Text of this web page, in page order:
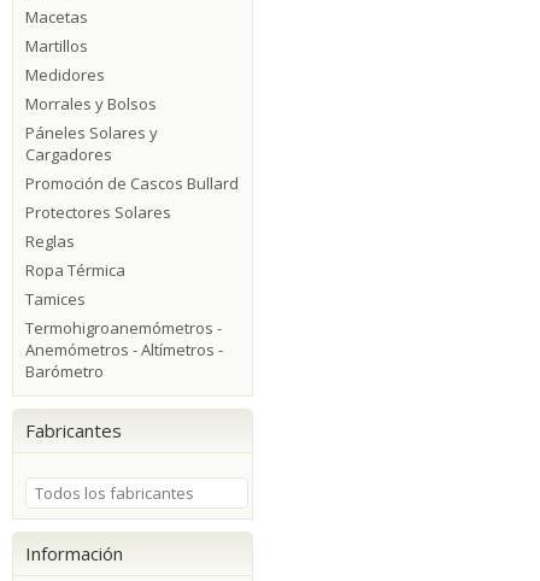
Macetas
Martillos
Medidores
Morrales y Bolsos
Páneles Solares y
Cargadores
Promoción de Cascos Bullard
Protectores Solares
Reglas
Ropa Térmica
Tamices
Termohigroanemómetros -
Anemómetros - Altímetros -
Barómetro
Fabricantes
Todos los fabricantes
Información